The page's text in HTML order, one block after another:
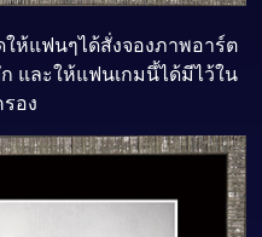
ให้แฟนๆได้สั่งจองภาพอาร์ต
และให้แฟนเกมนึ้ได้มีไว้ใน
อง